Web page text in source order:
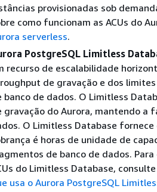
provisionadas sob
como funcionam as ACUs do
serverless.
PostgreSQL Limitless
recurso de escalabilidade
de gravação e dos
banco de dados. O Limitless
gravação do Aurora, mantendo a
O Limitless Database
é horas de unidade de
de banco de dados.
do Limitless Database, consulte
usa o Aurora PostgreSQL